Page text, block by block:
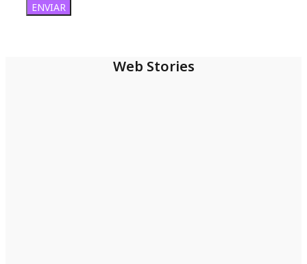
ENVIAR
Web Stories